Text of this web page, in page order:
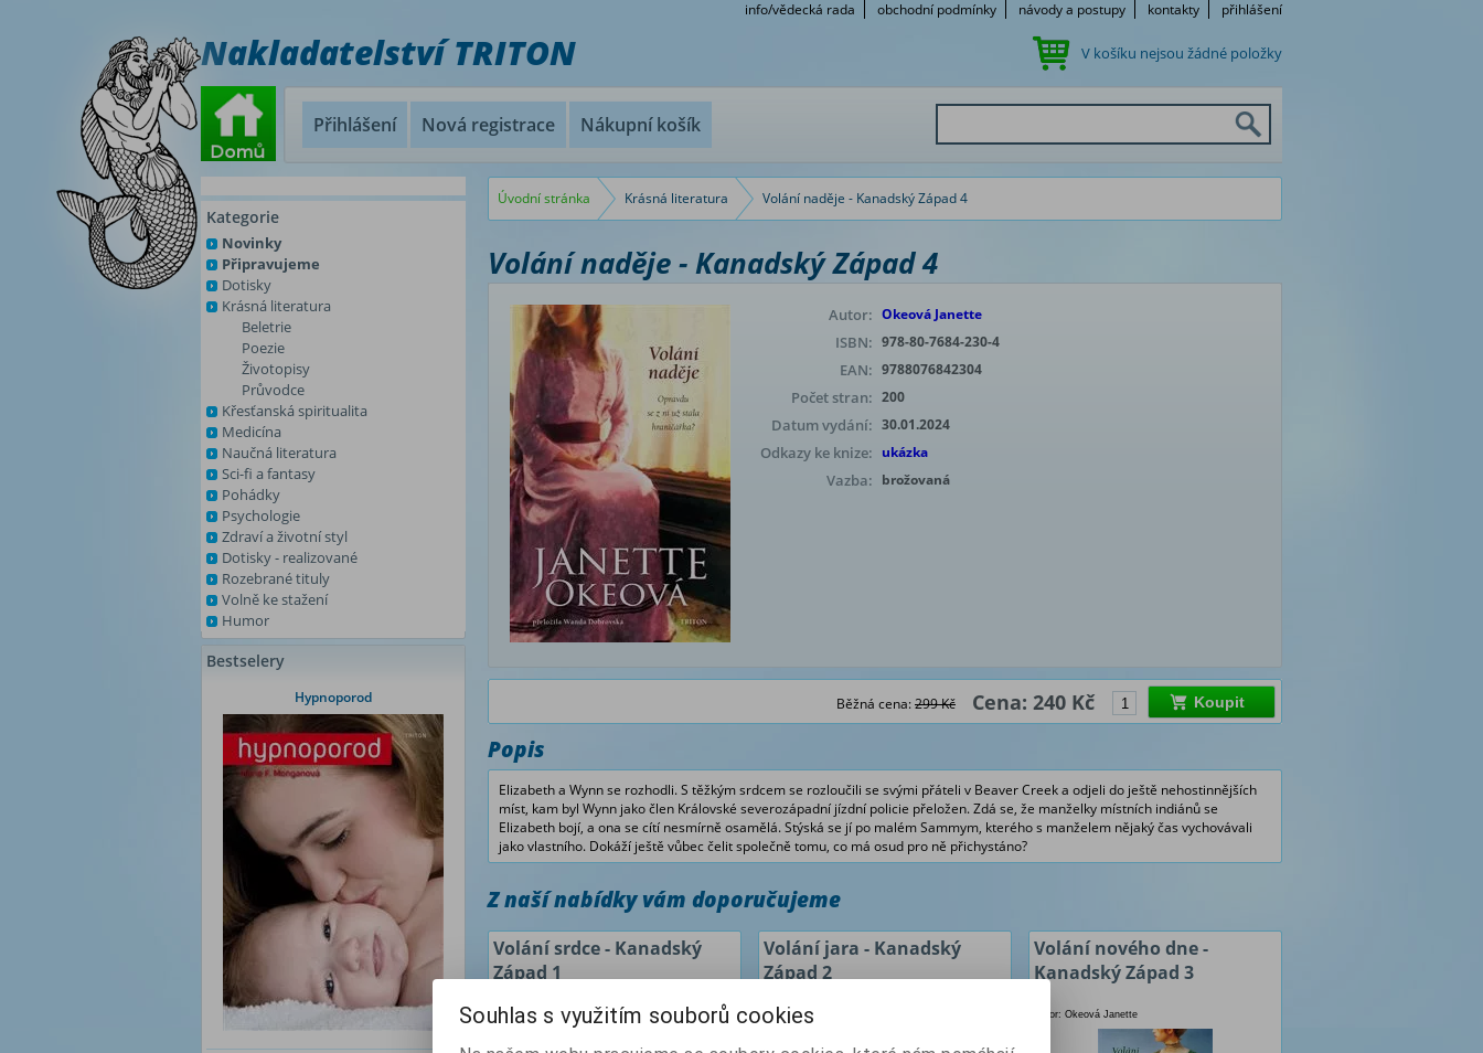
info/vědecká rada obchodní podmínky návody a postupy kontakty přihlášení
Nakladatelství TRITON V košíku nejsou žádné položky
Přihlášení Nová registrace Nákupní košík
Kategorie
Novinky
Připravujeme
Dotisky
Krásná literatura
Beletrie
Poezie
Životopisy
Průvodce
Křesťanská spiritualita
Medicína
Naučná literatura
Sci-fi a fantasy
Pohádky
Psychologie
Zdraví a životní styl
Dotisky - realizované
Rozebrané tituly
Volně ke stažení
Humor
Bestselery
Hypnoporod
Úvodní stránka Krásná literatura Volání naděje - Kanadský Západ 4
Volání naděje - Kanadský Západ 4
Autor: Okeová Janette
ISBN: 978-80-7684-230-4
EAN: 9788076842304
Počet stran: 200
Datum vydání: 30.01.2024
Odkazy ke knize: ukázka
Vazba: brožovaná
Běžná cena:299 Kč Cena: 240 Kč Koupit
Popis
Elizabeth a Wynn se rozhodli. S těžkým srdcem se rozloučili se svými přáteli v Beaver Creek a odjeli do ještě nehostinnějších
míst, kam byl Wynn jako člen Královské severozápadní jízdní policie přeložen. Zdá se, že manželky místních indiánů se
Elizabeth bojí, a ona se cítí nesmírně osamělá. Stýská se jí po malém Sammym, kterého s manželem nějaký čas vychovávali
jako vlastního. Dokáží ještě vůbec čelit společně tomu, co má osud pro ně přichystáno?
Z naší nabídky vám doporučujeme
Volání srdce - Kanadský
Západ 1
Autor: Okeová Janette
Volání jara - Kanadský
Západ 2
Autor: Okeová Janette
Volání nového dne -
Kanadský Západ 3
Autor: Okeová Janette
Souhlas s využitím souborů cookies